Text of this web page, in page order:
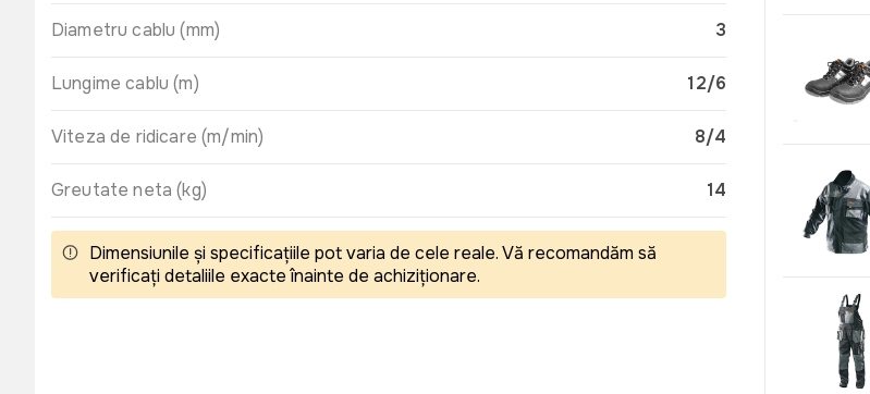
Diametru cablu (mm) 3
Lungime cablu (m) 12/6
Viteza de ridicare (m/min) 8/4
Greutate neta (kg) 14
Dimensiunile și specificațiile pot varia de cele reale. Vă recomandăm să
verificați detaliile exacte înainte de achiziționare.